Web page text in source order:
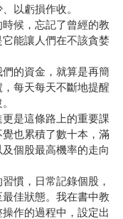
以虧損作收。
候，忘記了曾經的教
能讓人們在不該貪婪
的資金，就算是再簡
每天每天不斷地提醒
是這條路上的重要課
也累積了數十本，滿
個股最高機率的走向
慣，日常記錄個股，
佳狀態。我在書中教
作的過程中，設定出